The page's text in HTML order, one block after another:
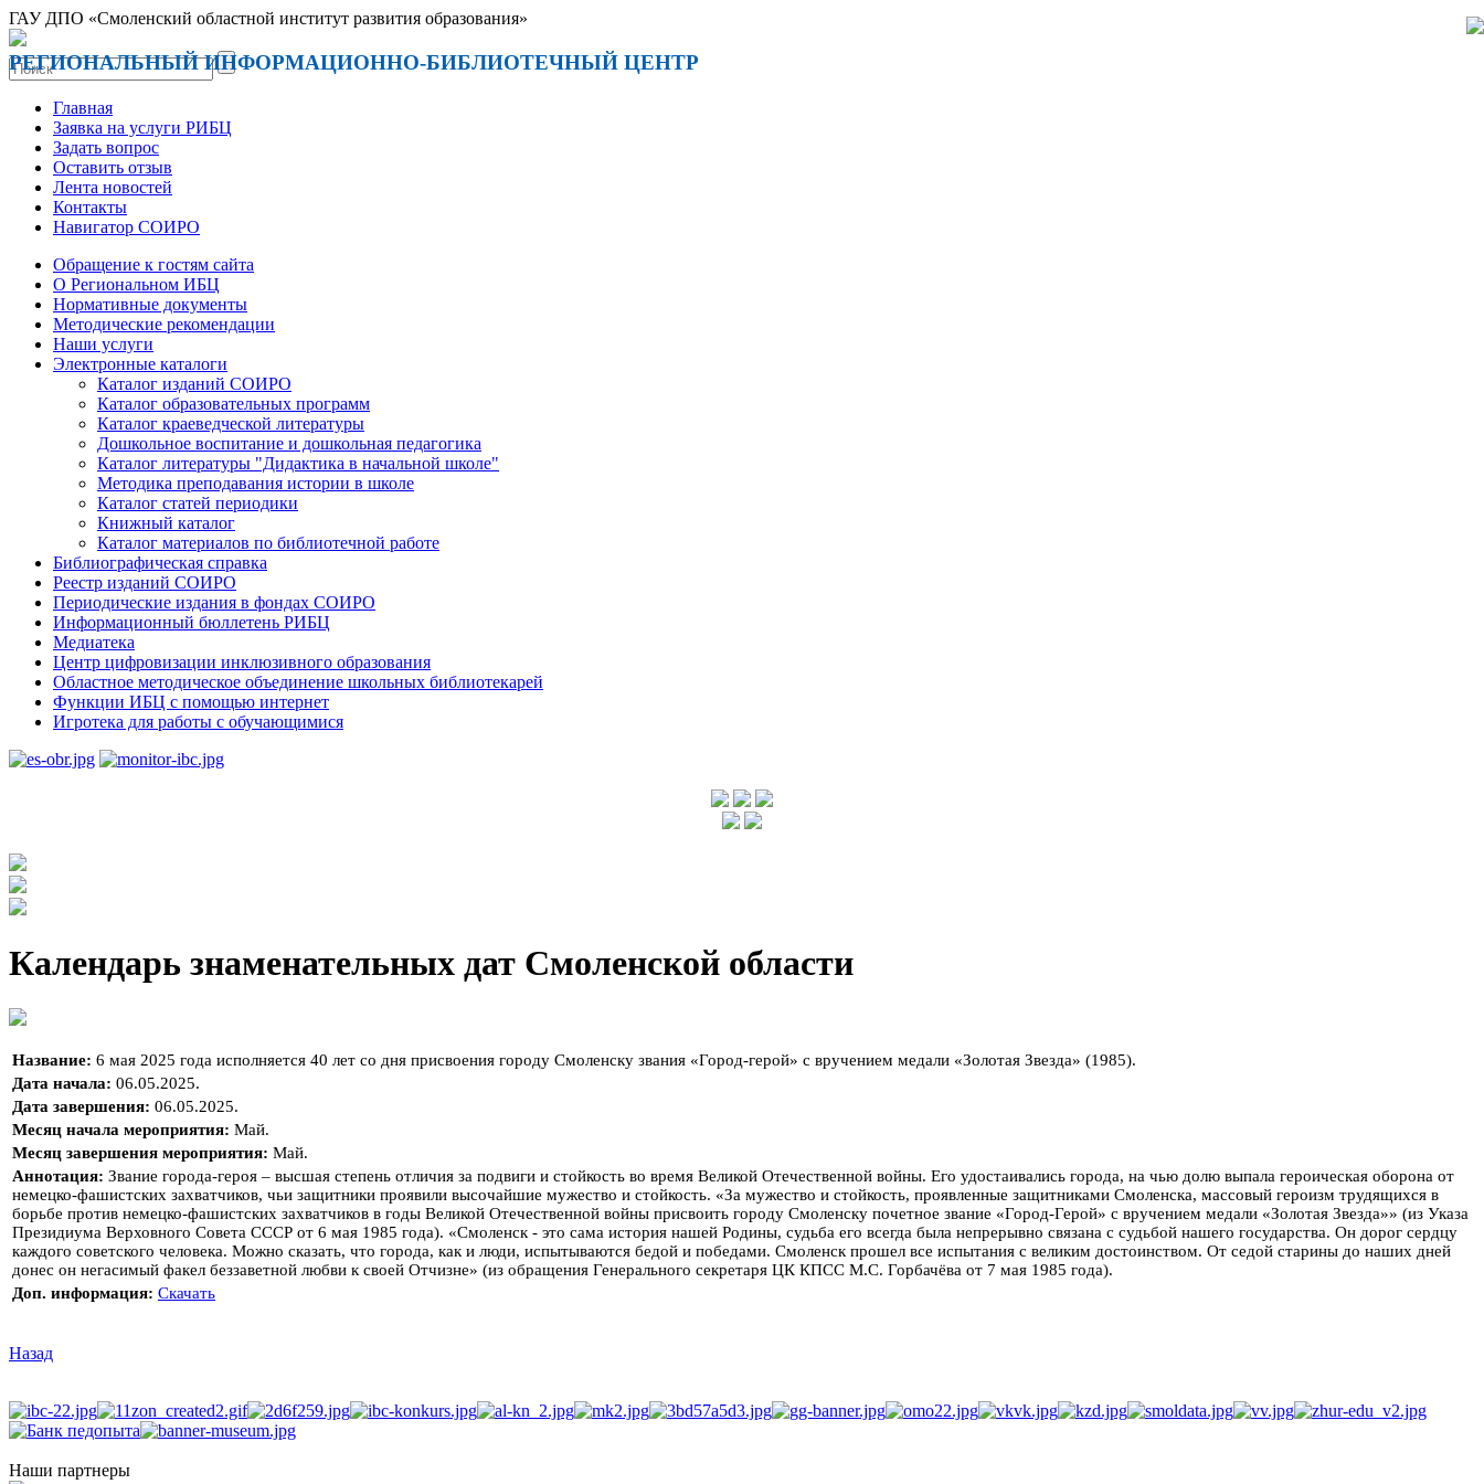
ГАУ ДПО «Смоленский областной институт развития образования»
РЕГИОНАЛЬНЫЙ ИНФОРМАЦИОННО-БИБЛИОТЕЧНЫЙ ЦЕНТР
Главная
Заявка на услуги РИБЦ
Задать вопрос
Оставить отзыв
Лента новостей
Контакты
Навигатор СОИРО
Обращение к гостям сайта
О Региональном ИБЦ
Нормативные документы
Методические рекомендации
Наши услуги
Электронные каталоги
Каталог изданий СОИРО
Каталог образовательных программ
Каталог краеведческой литературы
Дошкольное воспитание и дошкольная педагогика
Каталог литературы "Дидактика в начальной школе"
Методика преподавания истории в школе
Каталог статей периодики
Книжный каталог
Каталог материалов по библиотечной работе
Библиографическая справка
Реестр изданий СОИРО
Периодические издания в фондах СОИРО
Информационный бюллетень РИБЦ
Медиатека
Центр цифровизации инклюзивного образования
Областное методическое объединение школьных библиотекарей
Функции ИБЦ с помощью интернет
Игротека для работы с обучающимися
Календарь знаменательных дат Смоленской области
Название: 6 мая 2025 года исполняется 40 лет со дня присвоения городу Смоленску звания «Город-герой» с вручением медали «Золотая Звезда» (1985).
Дата начала: 06.05.2025.
Дата завершения: 06.05.2025.
Месяц начала мероприятия: Май.
Месяц завершения мероприятия: Май.
Аннотация: Звание города-героя – высшая степень отличия за подвиги и стойкость во время Великой Отечественной войны. Его удостаивались города, на чью долю выпала героическая оборона от
немецко-фашистских захватчиков, чьи защитники проявили высочайшие мужество и стойкость. «За мужество и стойкость, проявленные защитниками Смоленска, массовый героизм трудящихся в
борьбе против немецко-фашистских захватчиков в годы Великой Отечественной войны присвоить городу Смоленску почетное звание «Город-Герой» с вручением медали «Золотая Звезда»» (из Указа
Президиума Верховного Совета СССР от 6 мая 1985 года). «Смоленск - это сама история нашей Родины, судьба его всегда была непрерывно связана с судьбой нашего государства. Он дорог сердцу
каждого советского человека. Можно сказать, что города, как и люди, испытываются бедой и победами. Смоленск прошел все испытания с великим достоинством. От седой старины до наших дней
донес он негасимый факел беззаветной любви к своей Отчизне» (из обращения Генерального секретаря ЦК КПСС М.С. Горбачёва от 7 мая 1985 года).
Доп. информация: Скачать
Назад
Наши партнеры